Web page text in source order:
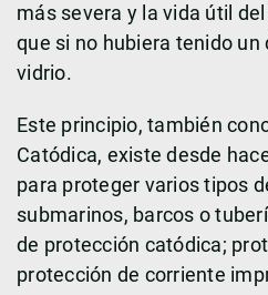
más severa y la vida útil
que si no hubiera tenido
vidrio.
Este principio, también
Catódica, existe desde
para proteger varios tipos
submarinos, barcos o
de protección catódica;
protección de corriente